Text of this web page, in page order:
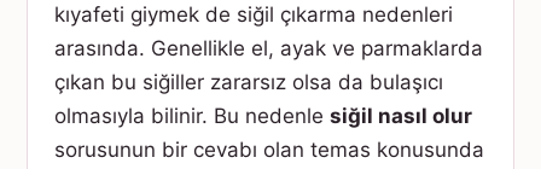
kıyafeti giymek de siğil çıkarma nedenleri
arasında. Genellikle el, ayak ve parmaklarda
çıkan bu siğiller zararsız olsa da bulaşıcı
olmasıyla bilinir. Bu nedenle siğil nasıl olur
sorusunun bir cevabı olan temas konusunda